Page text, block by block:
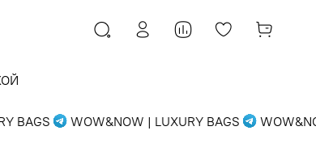
WOW&NOW | LUXURY BAGS